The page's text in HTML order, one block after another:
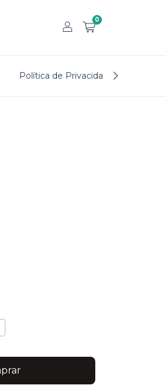
0
Política de Privacidade